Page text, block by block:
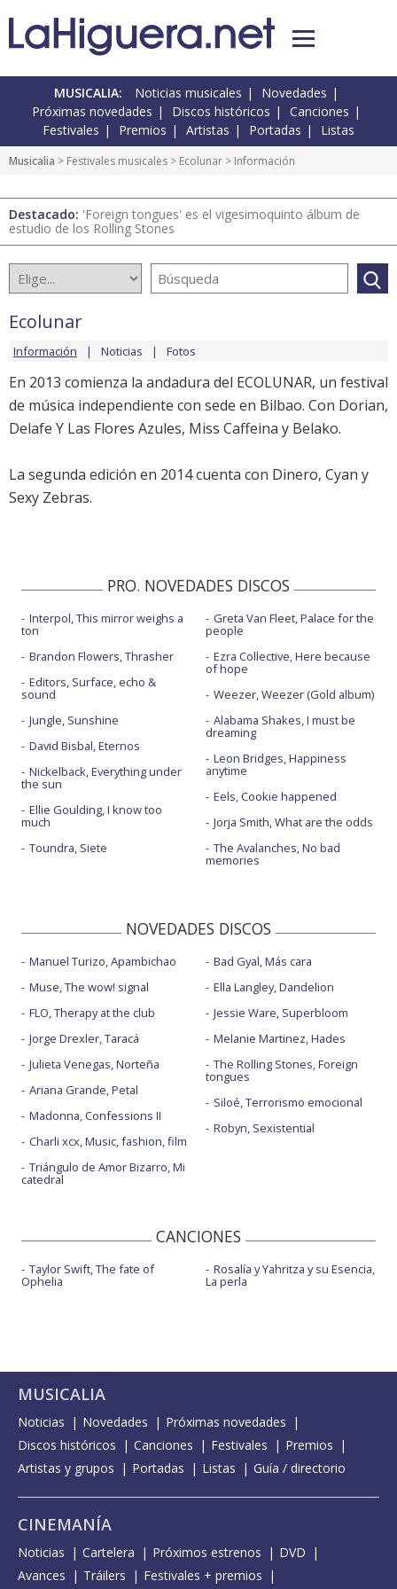
MUSICALIA: Noticias musicales
Novedades
Próximas novedades
Discos históricos
Canciones
Festivales
Premios Artistas Portadas Listas
Musicalia > Festivales musicales > Ecolunar > Información
Destacado: 'Foreign tongues' es el vigesimoquinto álbum de
estudio de los Rolling Stones
Ecolunar
Información Noticias Fotos
En 2013 comienza la andadura del ECOLUNAR, un festival
de música independiente con sede en Bilbao. Con Dorian,
Delafe Y Las Flores Azules, Miss Caffeina y Belako.
La segunda edición en 2014 cuenta con Dinero, Cyan y
Sexy Zebras.
PRO. NOVEDADES DISCOS
Interpol, This mirror weighs a
ton
Brandon Flowers, Thrasher
Editors, Surface, echo &
sound
Jungle, Sunshine
David Bisbal, Eternos
Nickelback, Everything under
the sun
Ellie Goulding, I know too
much
Toundra, Siete
Greta Van Fleet, Palace for the
people
Ezra Collective, Here because
of hope
Weezer, Weezer (Gold album)
Alabama Shakes, I must be
dreaming
Leon Bridges, Happiness
anytime
Eels, Cookie happened
Jorja Smith, What are the odds
The Avalanches, No bad
memories
NOVEDADES DISCOS
Manuel Turizo, Apambichao
Muse, The wow! signal
FLO, Therapy at the club
Jorge Drexler, Taracá
Julieta Venegas, Norteña
Ariana Grande, Petal
Madonna, Confessions II
Charli xcx, Music, fashion, film
Triángulo de Amor Bizarro, Mi
catedral
Bad Gyal, Más cara
Ella Langley, Dandelion
Jessie Ware, Superbloom
Melanie Martinez, Hades
The Rolling Stones, Foreign
tongues
Siloé, Terrorismo emocional
Robyn, Sexistential
CANCIONES
Taylor Swift, The fate of
Ophelia
Rosalía y Yahritza y su Esencia,
La perla
MUSICALIA
Noticias Novedades
Próximas novedades
Discos históricos
Canciones Festivales
Premios
Artistas y grupos
Portadas Listas Guía / directorio
CINEMANÍA
Noticias Cartelera Próximos estrenos
DVD
Avances
Tráilers Festivales + premios